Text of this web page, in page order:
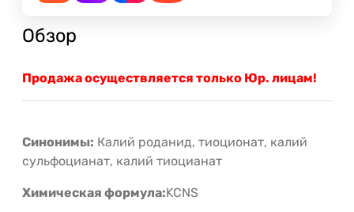
Обзор
Продажа осуществляется только Юр. лицам!
Синонимы: Калий роданид, тиоционат, калий
сульфоцианат, калий тиоцианат
Химическая формула:KCNS